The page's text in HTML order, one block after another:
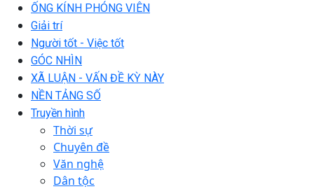
ỐNG KÍNH PHÓNG VIÊN
Giải trí
Người tốt - Việc tốt
GÓC NHÌN
XÃ LUẬN - VẤN ĐỀ KỲ NÀY
NỀN TẢNG SỐ
Truyền hình
Thời sự
Chuyên đề
Văn nghệ
Dân tộc